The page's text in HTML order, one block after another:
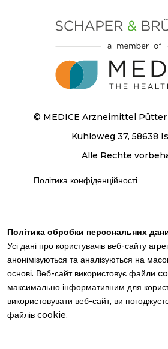
© MEDICE Arzneimittel Pütter
Kuhloweg 37, 58638
Alle Rechte
Політика конфіденційності
Політика обробки персональних
Усі дані про користувачів веб-сайту
анонімізуються та аналізуються на
основі. Веб-сайт використовує файли
максимально інформативним для
використовувати веб-сайт, ви
файлів cookie.